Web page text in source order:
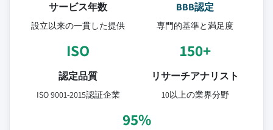
サービス年数
設立以来の一貫した提供
BBB認定
専門的基準と満足度
ISO
認定品質
ISO 9001-2015認証企業
150+
リサーチアナリスト
10以上の業界分野
95%